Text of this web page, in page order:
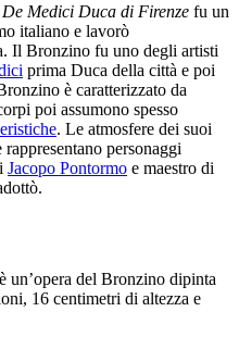
Medici Duca di Firenze fu un
italiano e lavorò
Il Bronzino fu uno degli artisti
prima Duca della città e poi
è caratterizzato da
poi assumono spesso
. Le atmosfere dei suoi
personaggi
Jacopo Pontormo e maestro di
un’opera del Bronzino dipinta
16 centimetri di altezza e